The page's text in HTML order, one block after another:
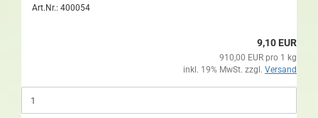
Art.Nr.: 400054
9,10 EUR
910,00 EUR pro 1 kg
inkl. 19% MwSt. zzgl. Versand